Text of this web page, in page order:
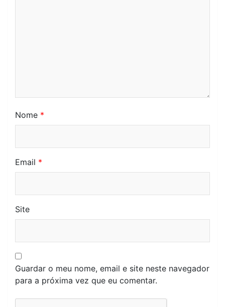
Nome *
Email *
Site
Guardar o meu nome, email e site neste navegador
para a próxima vez que eu comentar.